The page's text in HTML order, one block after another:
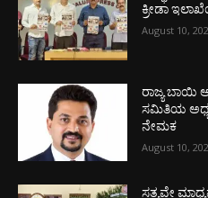
ಕ್ರೀಡಾ
August 10,
ರಾಜ್ಯ ಬಾಯಿ
ಸಮಿತಿಯ
ನೇಮಕ
August 10,
ಸತ್ಯವೇ